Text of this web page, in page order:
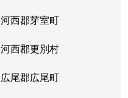
河西郡芽室町
河西郡更別村
広尾郡広尾町